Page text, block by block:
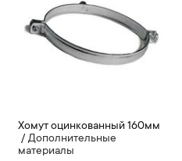
Хомут оцинкованный 160мм
Дополнительные
материалы